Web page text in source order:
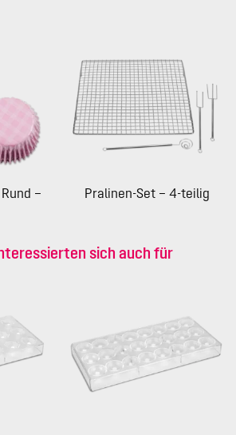
–
Pralinen-Set – 4-teilig
sich auch für